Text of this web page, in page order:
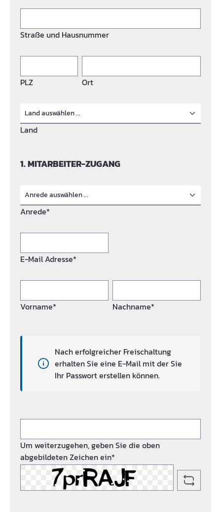
Straße und Hausnummer
PLZ Ort
Land
1. MITARBEITER-ZUGANG
Anrede*
E-Mail Adresse*
Vorname* Nachname*
Nach erfolgreicher Freischaltung
erhalten Sie eine E-Mail mit der Sie
Ihr Passwort erstellen können.
Um weiterzugehen, geben Sie die oben
abgebildeten Zeichen ein*